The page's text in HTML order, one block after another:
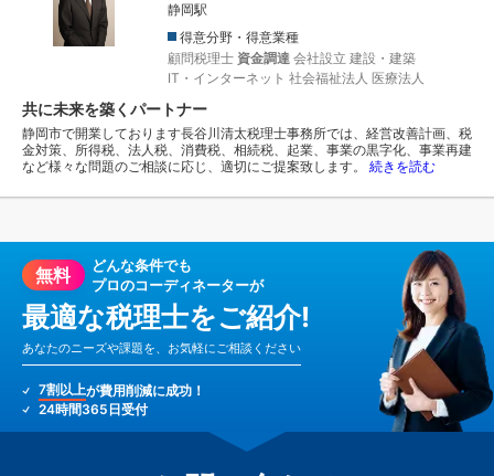
静岡駅
得意分野・得意業種
顧問税理士 資金調達 会社設立 建設・建築
IT・インターネット 社会福祉法人 医療法人
共に未来を築くパートナー
静岡市で開業しております長谷川清太税理士事務所では、経営改善計画、税
金対策、所得税、法人税、消費税、相続税、起業、事業の黒字化、事業再建
など様々な問題のご相談に応じ、適切にご提案致します。 続きを読む
無料
どんな条件でも
プロのコーディネーターが
最適な税理士をご紹介!
あなたのニーズや課題を、お気軽にご相談ください
7割以上が費用削減に成功！
24時間365日受付